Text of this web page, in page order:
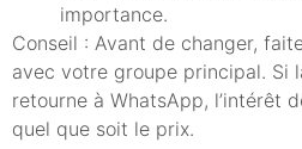
importance.
Conseil : Avant de changer,
avec votre groupe principal. Si
retourne à WhatsApp, l’intérêt
quel que soit le prix.